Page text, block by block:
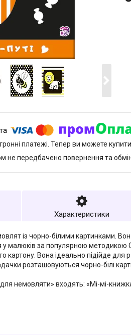
платежі. Тепер ви можете
не передбачено повернення та
Характеристики
із чорно-білими картинками.
у малюків за популярною методикою
картону. Вона ідеально підійде
розташовуються чорно-білі
немовляти» входять: «Мі-мі-